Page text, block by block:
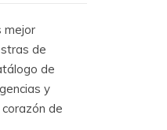
mejor
de
de
y
de